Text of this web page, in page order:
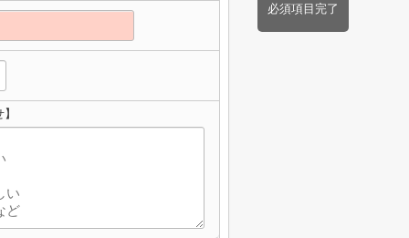
必須項目完了